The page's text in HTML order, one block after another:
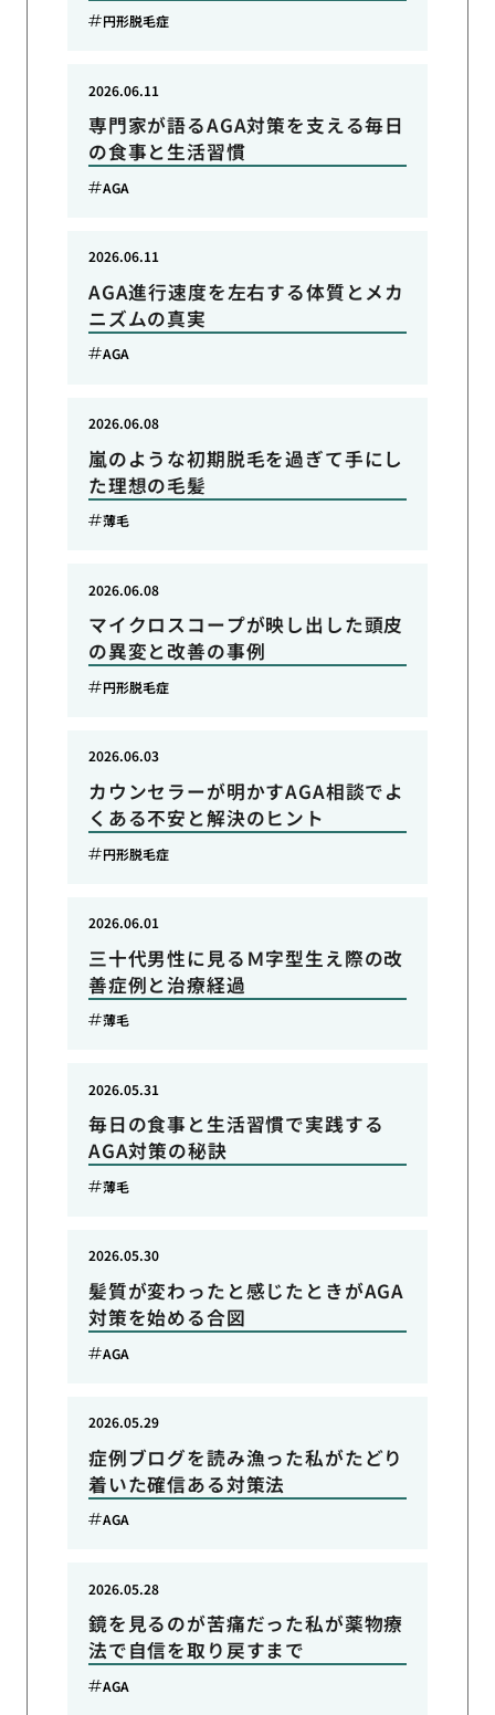
円形脱毛症
専門家が語るAGA対策を支える毎日
の食事と生活習慣
2026.06.11
AGA
AGA進行速度を左右する体質とメカ
ニズムの真実
2026.06.11
AGA
嵐のような初期脱毛を過ぎて手にし
た理想の毛髪
2026.06.08
薄毛
マイクロスコープが映し出した頭皮
の異変と改善の事例
2026.06.08
円形脱毛症
カウンセラーが明かすAGA相談でよ
くある不安と解決のヒント
2026.06.03
円形脱毛症
三十代男性に見るＭ字型生え際の改
善症例と治療経過
2026.06.01
薄毛
毎日の食事と生活習慣で実践する
AGA対策の秘訣
2026.05.31
薄毛
髪質が変わったと感じたときがAGA
対策を始める合図
2026.05.30
AGA
症例ブログを読み漁った私がたどり
着いた確信ある対策法
2026.05.29
AGA
鏡を見るのが苦痛だった私が薬物療
法で自信を取り戻すまで
2026.05.28
AGA